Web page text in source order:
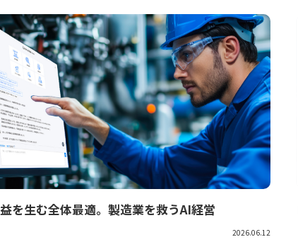
を生む全体最適。製造業を救うAI経営
2026.06.12